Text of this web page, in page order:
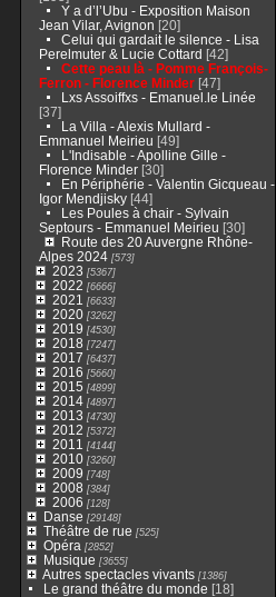
Y a d’l’Ubu - Exposition Maison
Jean Vilar, Avignon [20]
Celui qui gardait le silence - Lisa
Perelmuter & Lucie Cottard [42]
Cette peau là - Pomme François-
Ferron - Florence Minder[47]
Lxs Assoiffxs - Emanuel.le Linée
[37]
La Villa - Alexis Mullard -
Emmanuel Meirieu [49]
L'Indisable - Apolline Gille -
Florence Minder[30]
En Périphérie - Valentin Gicqueau -
Igor Mendjisky[44]
Les Poules à chair - Sylvain
Septours - Emmanuel Meirieu [30]
Route des 20 Auvergne Rhône-
Alpes 2024[573]
2023 [5367]
2022 [6666]
2021 [6633]
2020[3262]
2019 [4530]
2018 [7247]
2017 [6437]
2016 [5660]
2015 [4899]
2014[4897]
2013 [4730]
2012 [5372]
2011 [4144]
2010[3260]
2009 [748]
2008 [384]
2006 [128]
Danse [29148]
Théâtre de rue [525]
Opéra [2852]
Musique [3655]
Autres spectacles vivants[1386]
Le grand théâtre du monde [18]